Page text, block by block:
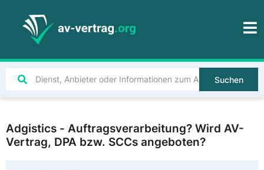
Suchen
Adgistics - Auftragsverarbeitung? Wird AV-
Vertrag, DPA bzw. SCCs angeboten?